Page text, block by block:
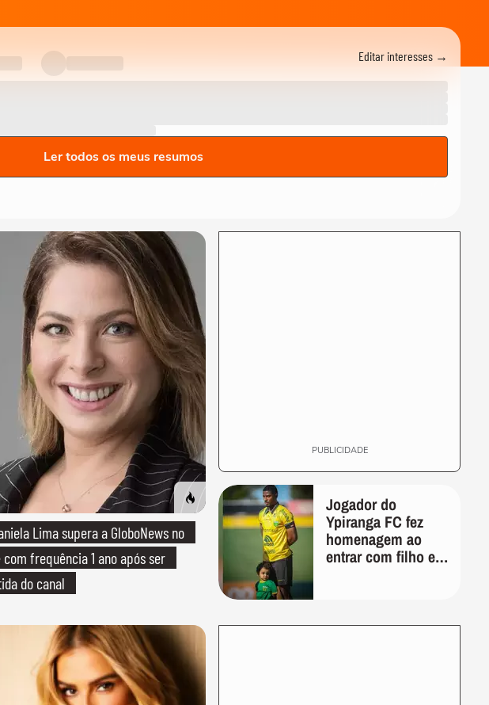
BRASIL
SP em alerta e governo cria
100 km/h em...
Vídeos mostram "nuvem de
Editar interesses →
Ler todos os meus resumos
Lima supera a GloboNews no
com frequência 1 ano após ser
do canal
PUBLICIDADE
Jogador do
Ypiranga FC fez
homenagem ao
entrar com filho em